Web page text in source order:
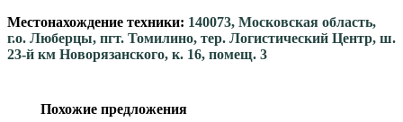
Местонахождение техники: 140073, Московская область,
г.о. Люберцы, пгт. Томилино, тер. Логистический Центр, ш.
23-й км Новорязанского, к. 16, помещ. 3
Похожие предложения